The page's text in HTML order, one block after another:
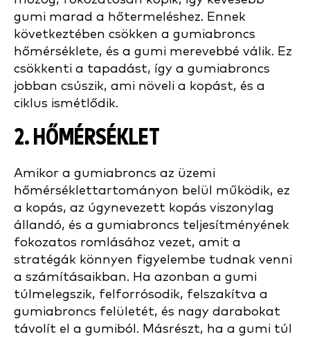
gumi marad a hőtermeléshez. Ennek
következtében csökken a gumiabroncs
hőmérséklete, és a gumi merevebbé válik. Ez
csökkenti a tapadást, így a gumiabroncs
jobban csúszik, ami növeli a kopást, és a
ciklus ismétlődik.
2. HŐMÉRSÉKLET
Amikor a gumiabroncs az üzemi
hőmérséklettartományon belül működik, ez
a kopás, az úgynevezett kopás viszonylag
állandó, és a gumiabroncs teljesítményének
fokozatos romlásához vezet, amit a
stratégák könnyen figyelembe tudnak venni
a számításaikban. Ha azonban a gumi
túlmelegszik, felforrósodik, felszakítva a
gumiabroncs felületét, és nagy darabokat
távolít el a gumiból. Másrészt, ha a gumi túl